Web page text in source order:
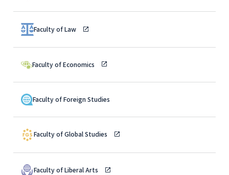
Faculty of Law
Faculty of Economics
Faculty of Foreign Studies
Faculty of Global Studies
Faculty of Liberal Arts